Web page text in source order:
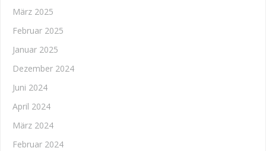
März 2025
Februar 2025
Januar 2025
Dezember 2024
Juni 2024
April 2024
März 2024
Februar 2024